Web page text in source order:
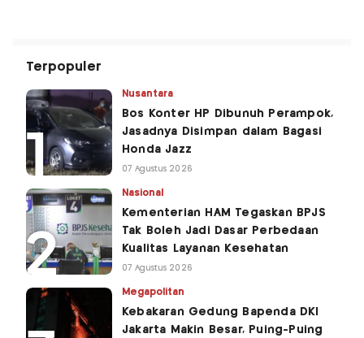
Terpopuler
Nusantara
Bos Konter HP Dibunuh Perampok,
Jasadnya Disimpan dalam Bagasi
Honda Jazz
07 Agustus 2026
Nasional
Kementerian HAM Tegaskan BPJS
Tak Boleh Jadi Dasar Perbedaan
Kualitas Layanan Kesehatan
07 Agustus 2026
Megapolitan
Kebakaran Gedung Bapenda DKI
Jakarta Makin Besar, Puing-Puing